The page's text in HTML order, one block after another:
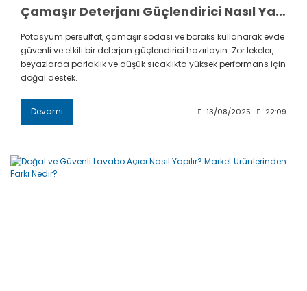
Çamaşır Deterjanı Güçlendirici Nasıl Yapılır? Evde Etkili Formül
Potasyum persülfat, çamaşır sodası ve boraks kullanarak evde
güvenli ve etkili bir deterjan güçlendirici hazırlayın. Zor lekeler,
beyazlarda parlaklık ve düşük sıcaklıkta yüksek performans için
doğal destek.
Devamı 13/08/2025 22:09